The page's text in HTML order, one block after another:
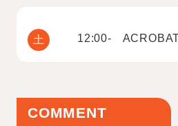
土 12:00- ACROBAT
COMMENT